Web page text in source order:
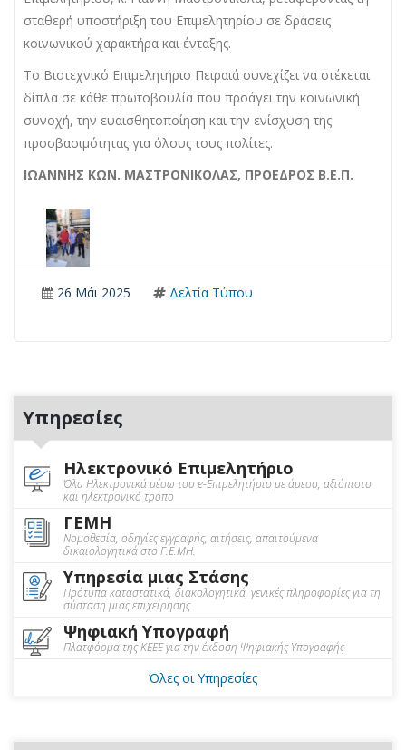
σταθερή υποστήριξη του Επιμελητηρίου σε δράσεις
κοινωνικού χαρακτήρα και ένταξης.
Το Βιοτεχνικό Επιμελητήριο Πειραιά συνεχίζει να στέκεται
δίπλα σε κάθε πρωτοβουλία που προάγει την κοινωνική
συνοχή, την ευαισθητοποίηση και την ενίσχυση της
προσβασιμότητας για όλους τους πολίτες.
ΙΩΑΝΝΗΣ ΚΩΝ. ΜΑΣΤΡΟΝΙΚΟΛΑΣ, ΠΡΟΕΔΡΟΣ Β.Ε.Π.
26 Μάι 2025 Δελτία Τύπου
Υπηρεσίες
Ηλεκτρονικό Επιμελητήριο
Όλα Ηλεκτρονικά μέσω του e-Επιμελητήριο με άμεσο, αξιόπιστο
και ηλεκτρονικό τρόπο
ΓΕΜΗ
Νομοθεσία, οδηγίες εγγραφής, αιτήσεις, απαιτούμενα
δικαιολογητικά στο Γ.Ε.ΜΗ.
Υπηρεσία μιας Στάσης
Πρότυπα καταστατικά, διακολογητικά, γενικές πληροφορίες για τη
σύσταση μιας επιχείρησης
Ψηφιακή Υπογραφή
Πλατφόρμα της ΚΕΕΕ για την έκδοση Ψηφιακής Υπογραφής
Όλες οι Υπηρεσίες